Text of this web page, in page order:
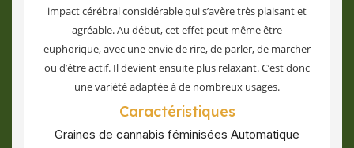
impact cérébral considérable qui s’avère très plaisant et
agréable. Au début, cet effet peut même être
euphorique, avec une envie de rire, de parler, de marcher
ou d’être actif. Il devient ensuite plus relaxant. C’est donc
une variété adaptée à de nombreux usages.
Caractéristiques
Graines de cannabis féminisées Automatique